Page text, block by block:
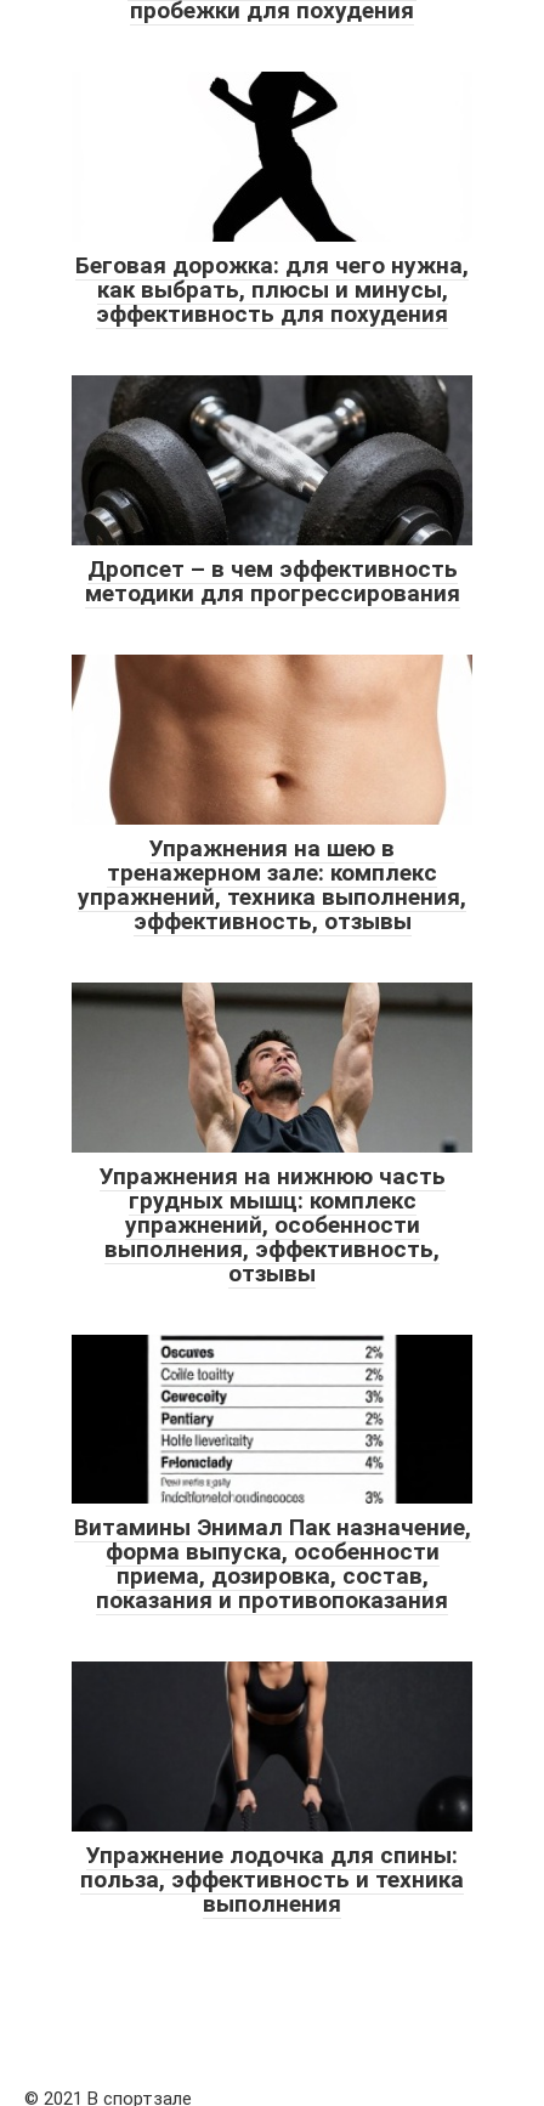
пробежки для похудения
Беговая дорожка: для чего нужна,
как выбрать, плюсы и минусы,
эффективность для похудения
Дропсет – в чем эффективность
методики для прогрессирования
Упражнения на шею в
тренажерном зале: комплекс
упражнений, техника выполнения,
эффективность, отзывы
Упражнения на нижнюю часть
грудных мышц: комплекс
упражнений, особенности
выполнения, эффективность,
отзывы
Витамины Энимал Пак назначение,
форма выпуска, особенности
приема, дозировка, состав,
показания и противопоказания
Упражнение лодочка для спины:
польза, эффективность и техника
выполнения
© 2021 В спортзале